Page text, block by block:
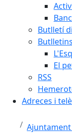
Butlletí
El
RSS
Adreces i
Ajuntament